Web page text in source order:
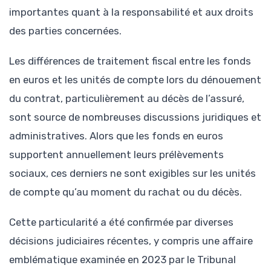
importantes quant à la responsabilité et aux droits
des parties concernées.
Les différences de traitement fiscal entre les fonds
en euros et les unités de compte lors du dénouement
du contrat, particulièrement au décès de l’assuré,
sont source de nombreuses discussions juridiques et
administratives. Alors que les fonds en euros
supportent annuellement leurs prélèvements
sociaux, ces derniers ne sont exigibles sur les unités
de compte qu’au moment du rachat ou du décès.
Cette particularité a été confirmée par diverses
décisions judiciaires récentes, y compris une affaire
emblématique examinée en 2023 par le Tribunal